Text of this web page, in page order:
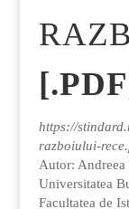
https://
razboiului-
Autor:
Universitatea
Facultatea de